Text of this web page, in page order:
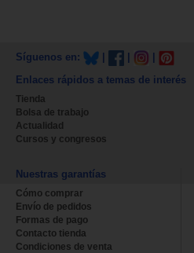
Síguenos en:
Enlaces rápidos a temas de interés
Tienda
Bolsa de trabajo
Actualidad
Cursos y congresos
Nuestras garantías
Cómo comprar
Envío de pedidos
Formas de pago
Contacto tienda
Condiciones de venta